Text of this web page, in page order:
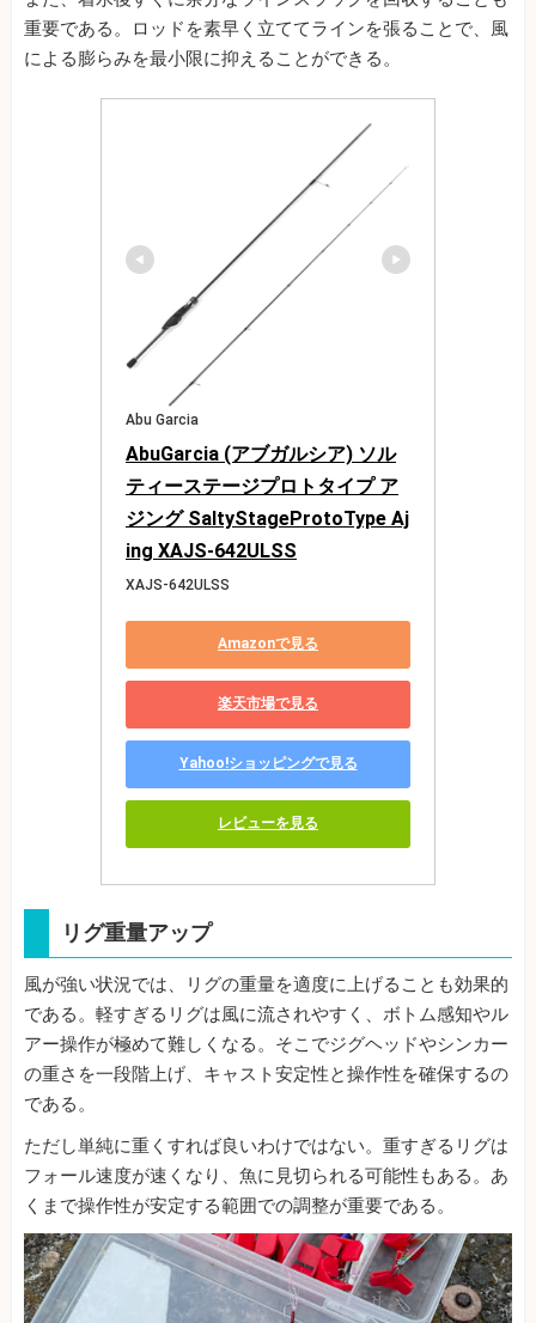
重要である。ロッドを素早く立ててラインを張ることで、風
による膨らみを最小限に抑えることができる。
Abu Garcia
AbuGarcia (アブガルシア) ソル
ティーステージプロトタイプ ア
ジング SaltyStageProtoType Aj
ing XAJS-642ULSS
XAJS-642ULSS
Amazonで見る
楽天市場で見る
Yahoo!ショッピングで見る
レビューを見る
リグ重量アップ
風が強い状況では、リグの重量を適度に上げることも効果的
である。軽すぎるリグは風に流されやすく、ボトム感知やル
アー操作が極めて難しくなる。そこでジグヘッドやシンカー
の重さを一段階上げ、キャスト安定性と操作性を確保するの
である。
ただし単純に重くすれば良いわけではない。重すぎるリグは
フォール速度が速くなり、魚に見切られる可能性もある。あ
くまで操作性が安定する範囲での調整が重要である。